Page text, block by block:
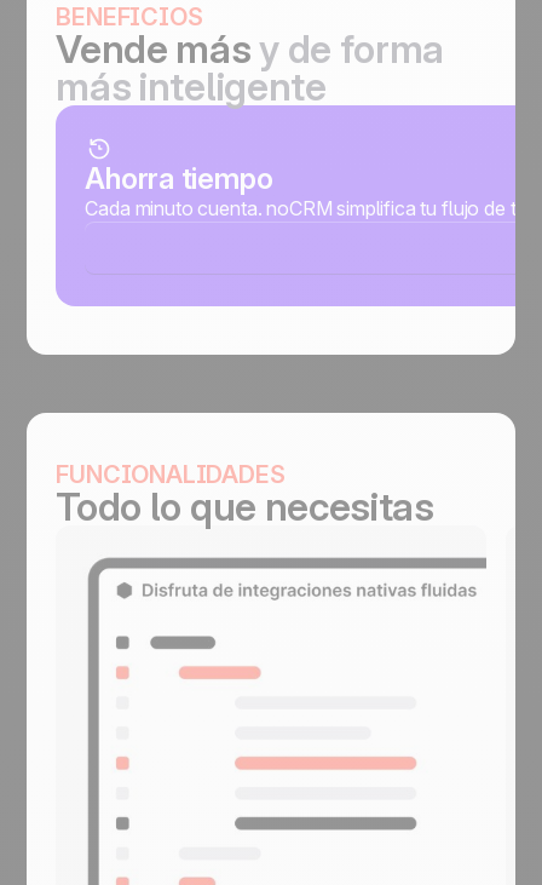
BENEFICIOS
Vende másy de forma
más inteligente
Ahorra tiempo
Cada minuto cuenta. noCRM simplifica tu flujo de
FUNCIONALIDADES
Todo lo que necesitas